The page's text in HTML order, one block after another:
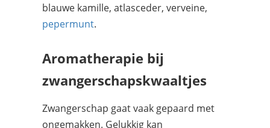
blauwe kamille, atlasceder, verveine,
pepermunt.
Aromatherapie bij
zwangerschapskwaaltjes
Zwangerschap gaat vaak gepaard met
ongemakken. Gelukkig kan